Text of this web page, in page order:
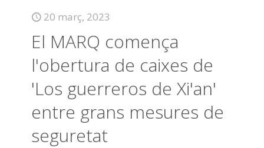
20 març, 2023
El MARQ comença
l'obertura de caixes de
'Los guerreros de Xi'an'
entre grans mesures de
seguretat